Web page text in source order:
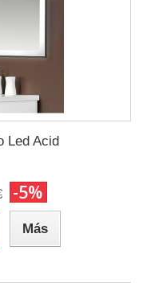
Led Acid
-5%
Más